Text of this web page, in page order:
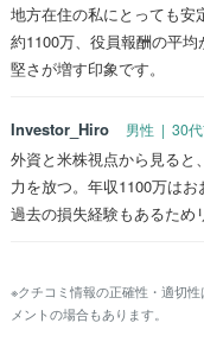
地方在住の私にとっても安
約1100万、役員報酬の平
堅さが増す印象です。
Investor_Hiro 男性 | 30
外資と米株視点から見ると
力を放つ。年収1100万はお
過去の損失経験もあるため
※クチコミ情報の正確性・適切
メントの場合もあります。